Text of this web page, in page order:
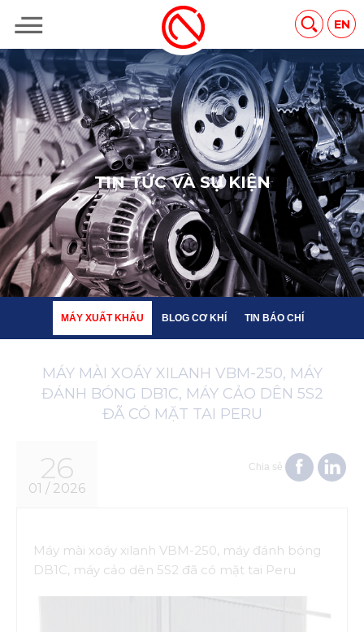
EN
BLOG CƠ KHÍ TIN BÁO CHÍ
TIN TỨC VÀ SỰ KIỆN
MÁY XUẤT KHẨU BLOG CƠ KHÍ TIN BÁO CHÍ
MÁY MÀI XOÁY XILANH VBM-250, MÁY
ĐÁNH BÓNG DB1C, MÁY CẢO DÊN 5S2
ĐÃ CÓ MẶT TAI PERU
26
01 / 2026
Chia sẻ
Máy mài xoáy xilanh VBM-250, máy đánh bóng
DB1C, máy cảo dên 5S2 đã có mặt tai Peru